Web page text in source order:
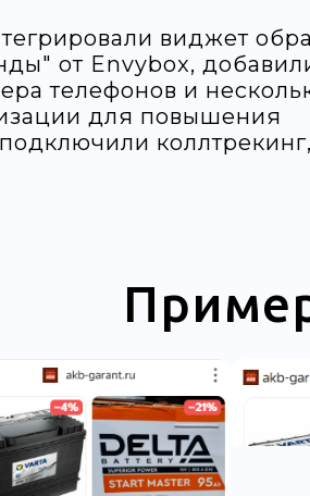
виджет
от Envybox,
телефонов и
для повышения